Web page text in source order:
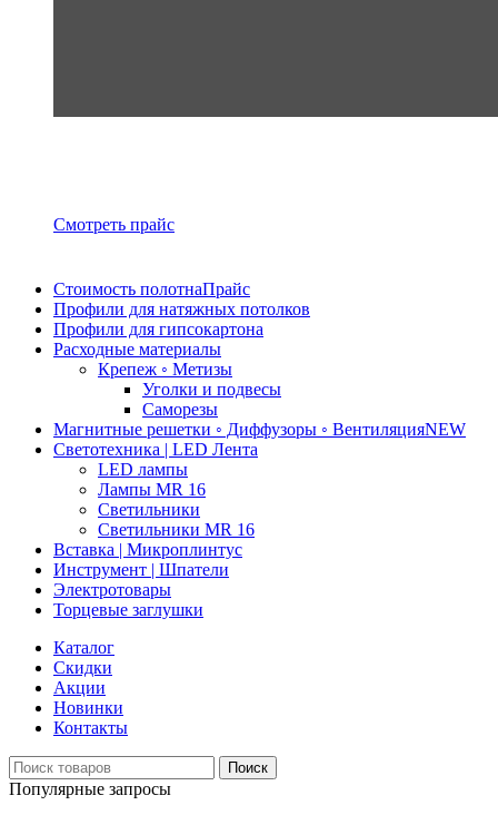
Смотреть прайс
Стоимость полотнаПрайс
Профили для натяжных потолков
Профили для гипсокартона
Расходные материалы
Крепеж ◦ Метизы
Уголки и подвесы
Саморезы
Магнитные решетки ◦ Диффузоры ◦ ВентиляцияNEW
Светотехника | LED Лента
LED лампы
Лампы MR 16
Светильники
Светильники MR 16
Вставка | Микроплинтус
Инструмент | Шпатели
Электротовары
Торцевые заглушки
Каталог
Скидки
Акции
Новинки
Контакты
Поиск
Популярные запросы